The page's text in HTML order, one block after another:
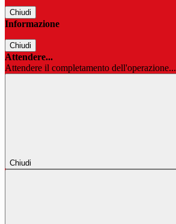
Chiudi
Informazione
Chiudi
Attendere...
Attendere il completamento dell'operazione...
Chiudi